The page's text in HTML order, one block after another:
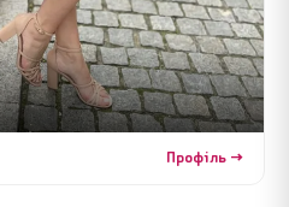
Профіль →